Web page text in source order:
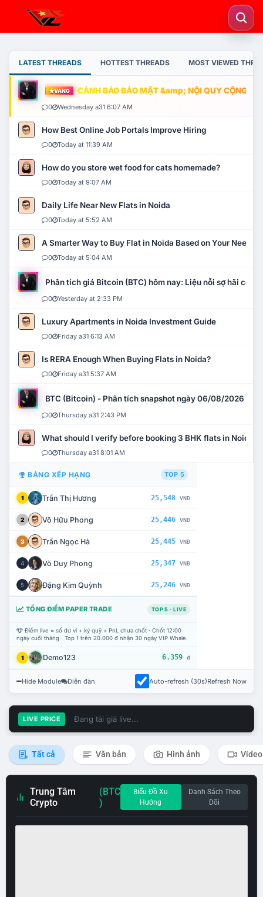
LATEST THREADS HOTTEST THREADS MOST VIEWED
VÀNG CẢNH BÁO BẢO MẬT &amp; NỘI QUY CỘNG
0 Wednesday a31 6:07 AM
How Best Online Job Portals Improve Hiring
0 Today at 11:39 AM
How do you store wet food for cats homemade?
0 Today at 9:07 AM
Daily Life Near New Flats in Noida
0 Today at 5:52 AM
A Smarter Way to Buy Flat in Noida Based on Your Needs
0 Today at 5:04 AM
Phân tích giá Bitcoin (BTC) hôm nay: Liệu nỗi sợ hãi có
0 Yesterday at 2:33 PM
Luxury Apartments in Noida Investment Guide
0 Friday a31 6:13 AM
Is RERA Enough When Buying Flats in Noida?
0 Friday a31 5:37 AM
BTC (Bitcoin) - Phân tích snapshot ngày 06/08/2026
0 Thursday a31 2:43 PM
What should I verify before booking 3 BHK flats in Noida?
0 Thursday a31 8:01 AM
BẢNG XẾP HẠNG TOP 5
1 Trần Thị Hương 25,548 VNĐ
2 Võ Hữu Phong 25,446 VNĐ
3 Trần Ngọc Hà 25,445 VNĐ
4 Võ Duy Phong 25,347 VNĐ
5 Đặng Kim Quỳnh 25,246 VNĐ
TỔNG ĐIỂM PAPER TRADE TOP 5 · LIVE
Điểm live = số dư ví + ký quỹ + PnL chưa chốt · Chốt 12:00
ngày cuối tháng · Top 1 trên 20.000 đ nhận 30 ngày VIP Whale.
1 Demo123 6.359 đ
Hide Module Diễn đàn Auto-refresh (30s)Refresh Now
LIVE PRICE Đang tải giá live...
Tất cả Văn bản Hình ảnh Video
Trung Tâm
Crypto
(BTC
)
Biểu Đồ Xu
Hướng
Danh Sách Theo
Dõi